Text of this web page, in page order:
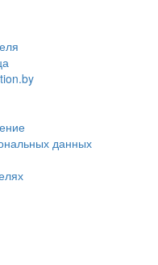
данных